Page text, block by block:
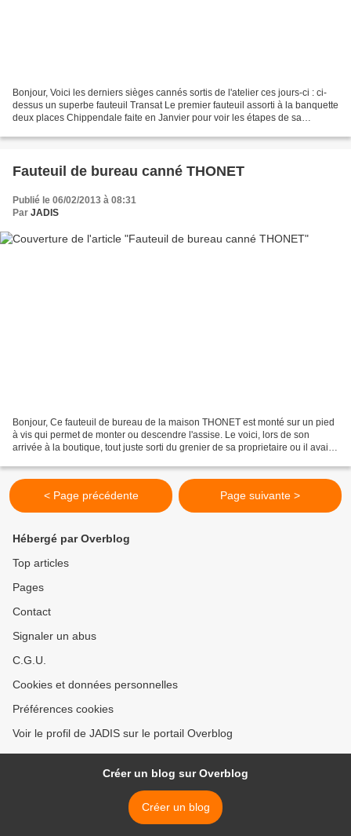
Bonjour, Voici les derniers sièges cannés sortis de l'atelier ces jours-ci : ci-
dessus un superbe fauteuil Transat Le premier fauteuil assorti à la banquette
deux places Chippendale faite en Janvier pour voir les étapes de sa
Fauteuil de bureau canné THONET
Publié le 06/02/2013 à 08:31
Par JADIS
Bonjour, Ce fauteuil de bureau de la maison THONET est monté sur un pied
à vis qui permet de monter ou descendre l'assise. Le voici, lors de son
arrivée à la boutique, tout juste sorti du grenier de sa proprietaire ou il avait
< Page précédente Page suivante >
Hébergé par Overblog
Top articles
Pages
Contact
Signaler un abus
C.G.U.
Cookies et données personnelles
Préférences cookies
Voir le profil de JADIS sur le portail Overblog
Créer un blog sur Overblog
Créer un blog